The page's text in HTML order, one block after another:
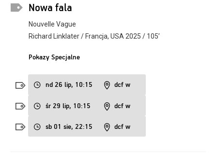
Nowa fala
Nouvelle Vague
Richard Linklater / Francja, USA 2025 / 105’
Pokazy Specjalne
nd 26 lip, 10:15 dcf w
śr 29 lip, 10:15 dcf w
sb 01 sie, 22:15 dcf w